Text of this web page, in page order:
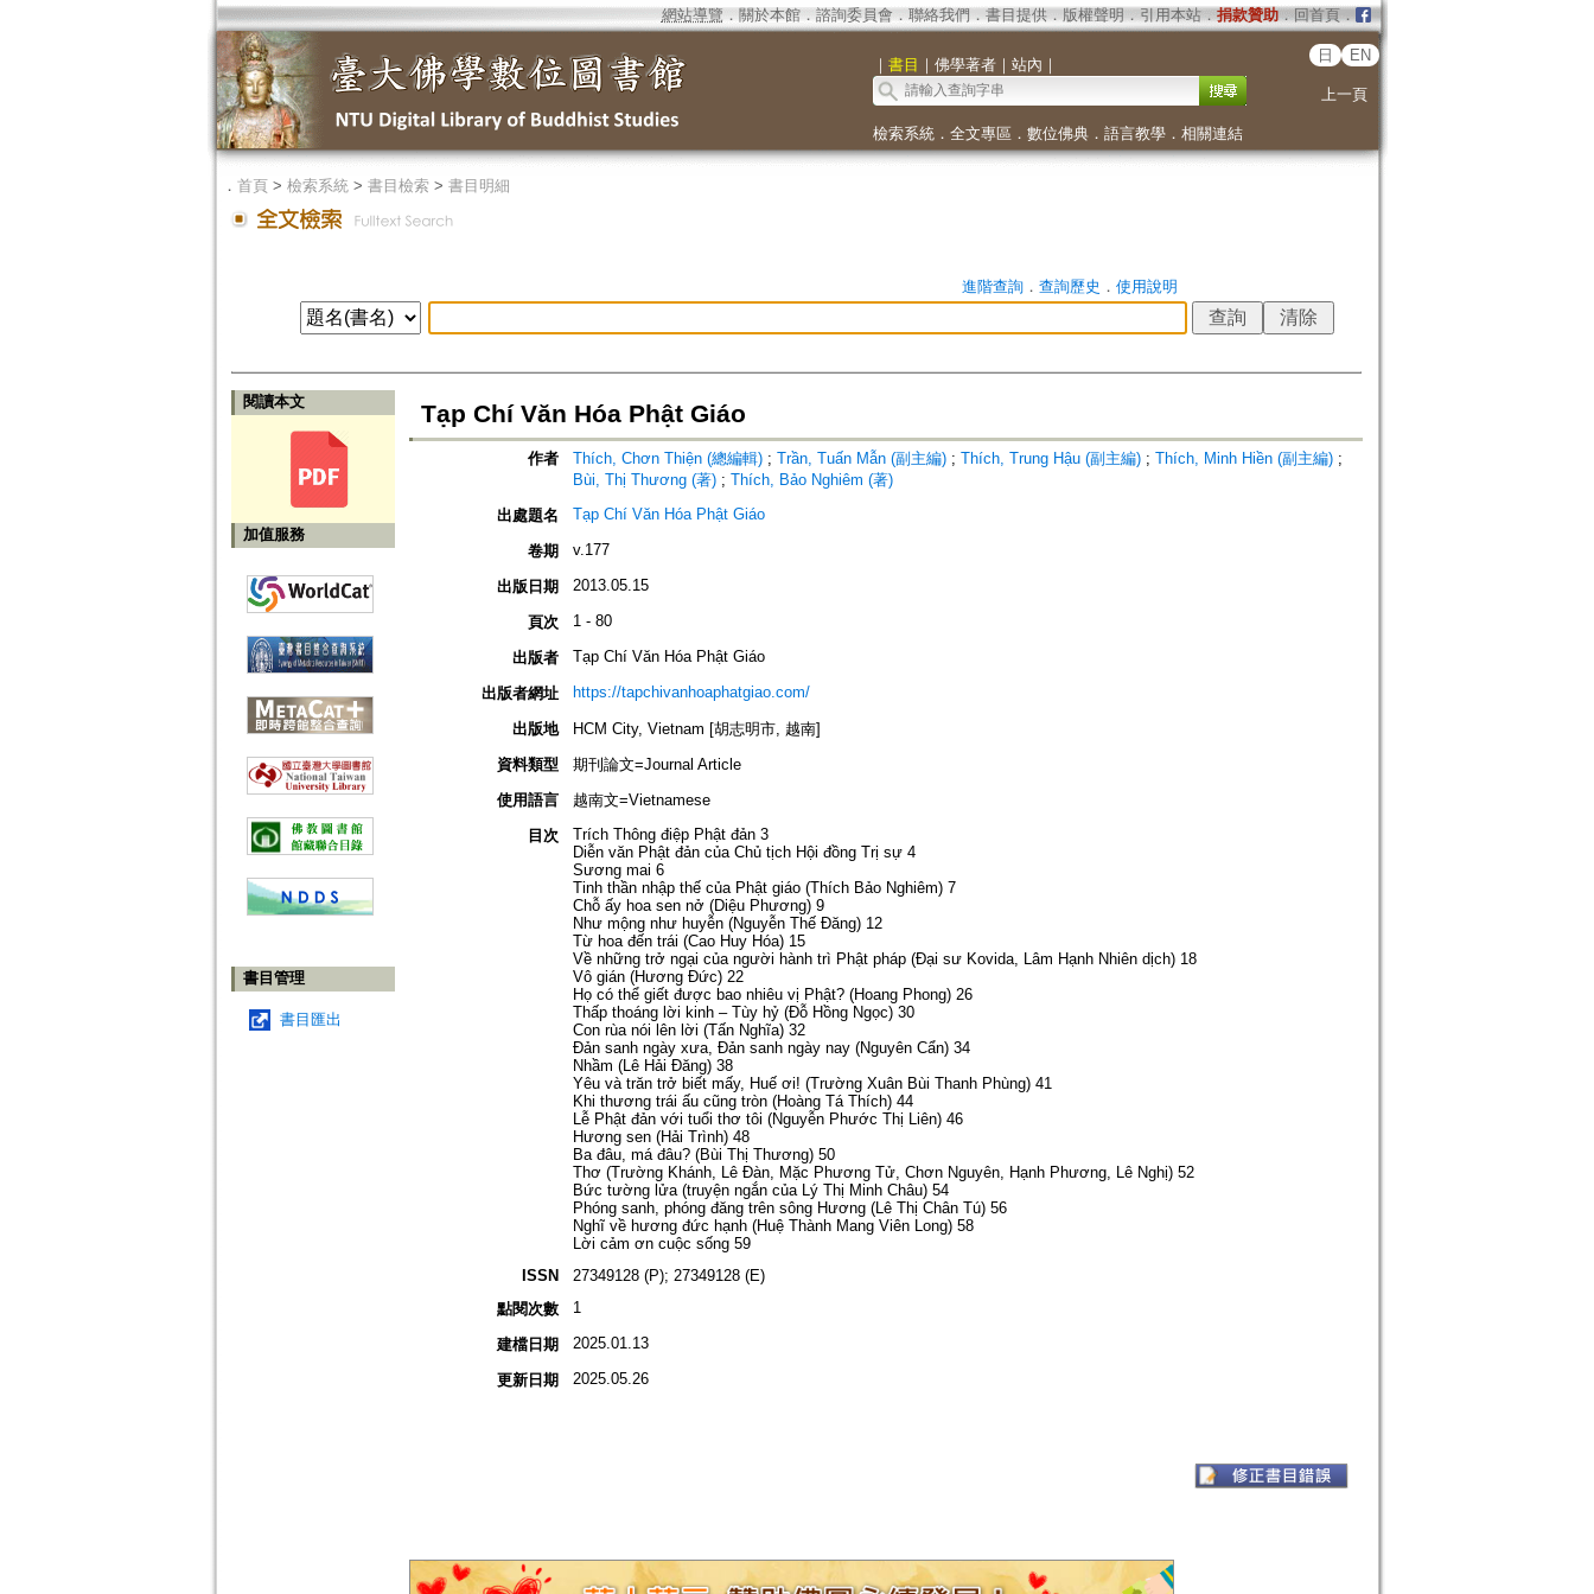
網站導覽 ． 關於本館． 諮詢委員會． 聯絡我們 ． 書目提供． 版權聲明 ． 引用本站． 捐款贊助．回首頁．
｜ 書目 ｜ 佛學著者｜ 站內 ｜
日 EN
上一頁
檢索系統． 全文專區 ． 數位佛典． 語言教學． 相關連結
． 首頁> 檢索系統> 書目檢索> 書目明細
進階查詢． 查詢歷史 ． 使用說明
閱讀本文
加值服務
書目管理
書目匯出
Tạp Chí Văn Hóa Phật Giáo
作者 Thích, Chơn Thiện (總編輯); Trần, Tuấn Mẫn (副主編); Thích, Trung Hậu (副主編); Thích, Minh Hiền (副主編);
Bùi, Thị Thương (著); Thích, Bảo Nghiêm (著)
出處題名
Tạp Chí Văn Hóa Phật Giáo
卷期 v.177
出版日期 2013.05.15
頁次 1 - 80
出版者 Tạp Chí Văn Hóa Phật Giáo
出版者網址 https://tapchivanhoaphatgiao.com/
出版地
HCM City, Vietnam [胡志明市, 越南]
資料類型
期刊論文=Journal Article
使用語言
越南文=Vietnamese
目次
Trích Thông điệp Phật đản 3
Diễn văn Phật đản của Chủ tịch Hội đồng Trị sự 4
Sương mai 6
Tinh thần nhập thế của Phật giáo (Thích Bảo Nghiêm) 7
Chỗ ấy hoa sen nở (Diệu Phương) 9
Như mộng như huyễn (Nguyễn Thế Đăng) 12
Từ hoa đến trái (Cao Huy Hóa) 15
Về những trở ngại của người hành trì Phật pháp (Đại sư Kovida, Lâm Hạnh Nhiên dịch) 18
Vô gián (Hương Đức) 22
Họ có thể giết được bao nhiêu vị Phật? (Hoang Phong) 26
Thấp thoáng lời kinh – Tùy hỷ (Đỗ Hồng Ngọc) 30
Con rùa nói lên lời (Tấn Nghĩa) 32
Đản sanh ngày xưa, Đản sanh ngày nay (Nguyên Cẩn) 34
Nhầm (Lê Hải Đăng) 38
Yêu và trăn trở biết mấy, Huế ơi! (Trường Xuân Bùi Thanh Phùng) 41
Khi thương trái ấu cũng tròn (Hoàng Tá Thích) 44
Lễ Phật đản với tuổi thơ tôi (Nguyễn Phước Thị Liên) 46
Hương sen (Hải Trình) 48
Ba đâu, má đâu? (Bùi Thị Thương) 50
Thơ (Trường Khánh, Lê Đàn, Mặc Phương Tử, Chơn Nguyên, Hạnh Phương, Lê Nghị) 52
Bức tường lửa (truyện ngắn của Lý Thị Minh Châu) 54
Phóng sanh, phóng đăng trên sông Hương (Lê Thị Chân Tú) 56
Nghĩ về hương đức hạnh (Huệ Thành Mang Viên Long) 58
Lời cảm ơn cuộc sống 59
ISSN
27349128 (P); 27349128 (E)
點閱次數
1
建檔日期 2025.01.13
更新日期 2025.05.26